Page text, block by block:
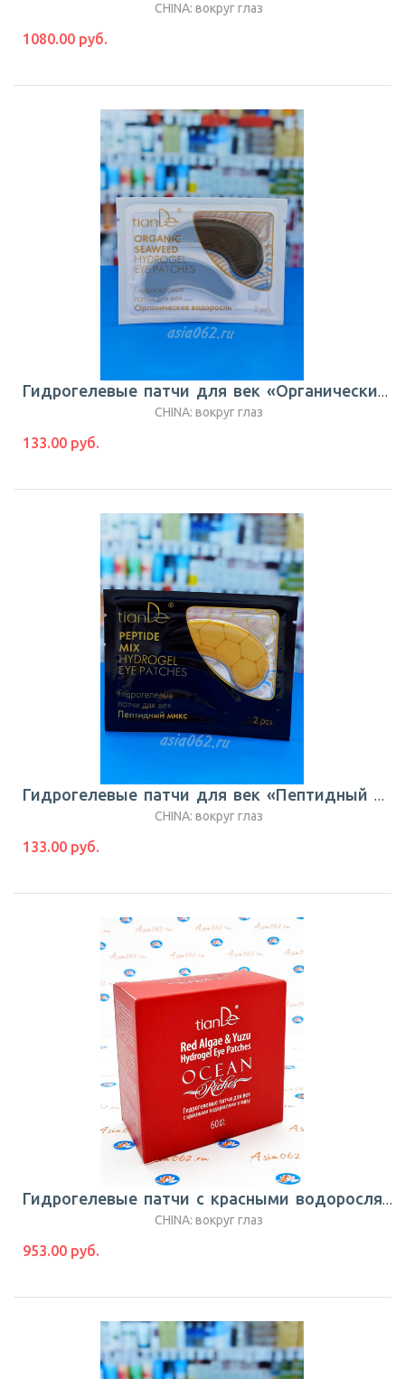
CHINA: вокруг глаз
1080.00 руб.
Гидрогелевые патчи для век «Органические водоросли» 2шт |TianDe
CHINA: вокруг глаз
133.00 руб.
Гидрогелевые патчи для век «Пептидный микс» 2шт |TianDe
CHINA: вокруг глаз
133.00 руб.
Гидрогелевые патчи с красными водорослями и юдзу (red algae and yuzu) | 60 шт | tianDe | Китай
CHINA: вокруг глаз
953.00 руб.